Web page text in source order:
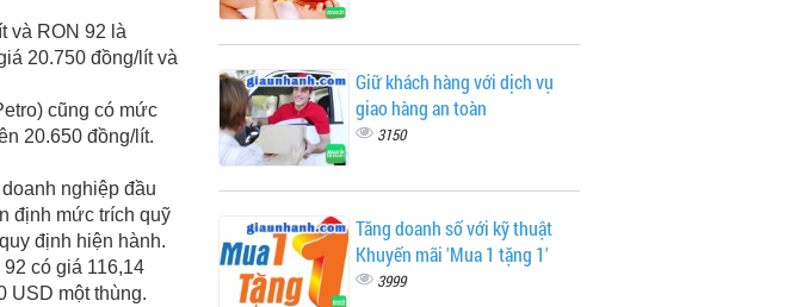
và RON 92 là
20.750 đồng/lít và
cũng có mức
20.650 đồng/lít.
nghiệp đầu
định mức trích quỹ
định hiện hành.
có giá 116,14
USD một thùng.
Giữ khách hàng với dịch vụ
giao hàng an toàn
3150
Tăng doanh số với kỹ thuật
Khuyến mãi 'Mua 1 tặng 1'
3999